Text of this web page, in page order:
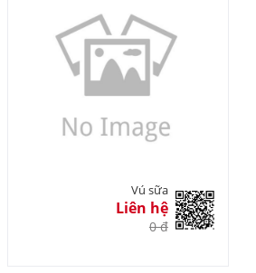
Vú sữa
Liên hệ
0 đ